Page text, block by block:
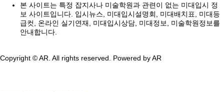
본 사이트는 특정 잡지사나 미술학원과 관련이 없는 미대입시 정
보 사이트입니다. 입시뉴스, 미대입시설명회, 미대배치표, 미대등
급컷, 온라인 실기연재, 미대입시상담, 미대정보, 미술학원정보를
안내합니다.
Copyright © AR. All rights reserved. Powered by AR